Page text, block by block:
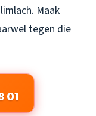
Maak
tegen die
01